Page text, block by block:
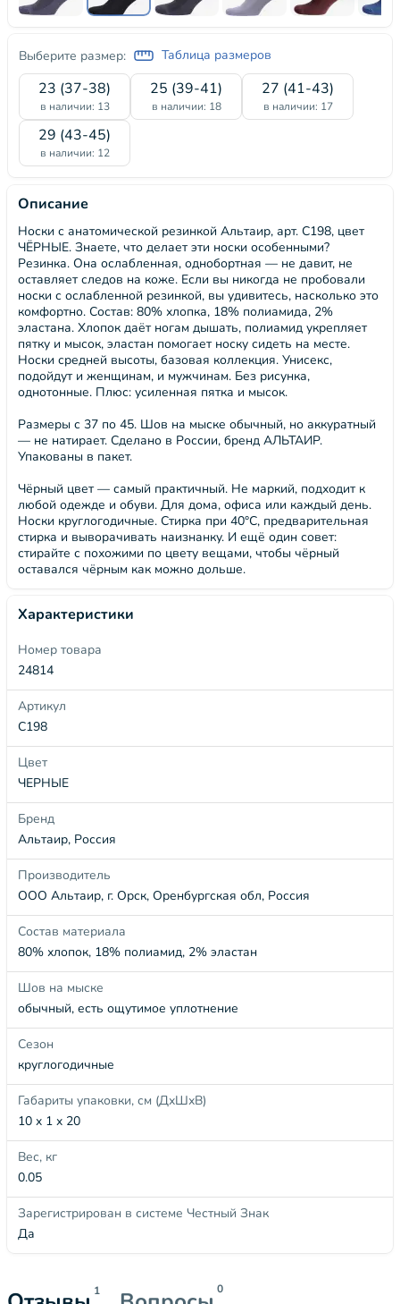
Выберите размер: Таблица размеров
23 (37-38)
в наличии: 13
25 (39-41)
в наличии: 18
27 (41-43)
в наличии: 17
29 (43-45)
в наличии: 12
Описание
Носки с анатомической резинкой Альтаир, арт. С198, цвет
ЧЁРНЫЕ. Знаете, что делает эти носки особенными?
Резинка. Она ослабленная, однобортная — не давит, не
оставляет следов на коже. Если вы никогда не пробовали
носки с ослабленной резинкой, вы удивитесь, насколько это
комфортно. Состав: 80% хлопка, 18% полиамида, 2%
эластана. Хлопок даёт ногам дышать, полиамид укрепляет
пятку и мысок, эластан помогает носку сидеть на месте.
Носки средней высоты, базовая коллекция. Унисекс,
подойдут и женщинам, и мужчинам. Без рисунка,
однотонные. Плюс: усиленная пятка и мысок.
Размеры с 37 по 45. Шов на мыске обычный, но аккуратный
— не натирает. Сделано в России, бренд АЛЬТАИР.
Упакованы в пакет.
Чёрный цвет — самый практичный. Не маркий, подходит к
любой одежде и обуви. Для дома, офиса или каждый день.
Носки круглогодичные. Стирка при 40°C, предварительная
стирка и выворачивать наизнанку. И ещё один совет:
стирайте с похожими по цвету вещами, чтобы чёрный
оставался чёрным как можно дольше.
Характеристики
Номер товара
24814
Артикул
С198
Цвет
ЧЕРНЫЕ
Бренд
Альтаир, Россия
Производитель
ООО Альтаир, г. Орск, Оренбургская обл, Россия
Состав материала
80% хлопок, 18% полиамид, 2% эластан
Шов на мыске
обычный, есть ощутимое уплотнение
Сезон
круглогодичные
Габариты упаковки, см (ДхШхВ)
10 x 1 x 20
Вес, кг
0.05
Зарегистрирован в системе Честный Знак
Да
1 0